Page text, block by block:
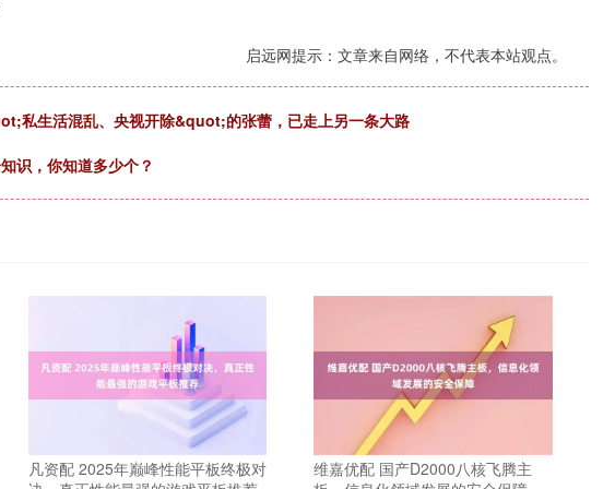
启远网提示：文章来自网络，不代表本站观点。
私生活混乱、央视开除&quot;的张蕾，已走上另一条大路
识，你知道多少个？
凡资配 2025年巅峰性能平板终极对
维嘉优配 国产D2000八核飞腾主